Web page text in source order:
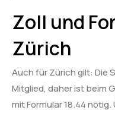
Zoll und
Zürich
Auch für Zürich gilt: Die
Mitglied, daher ist beim
mit Formular 18.44